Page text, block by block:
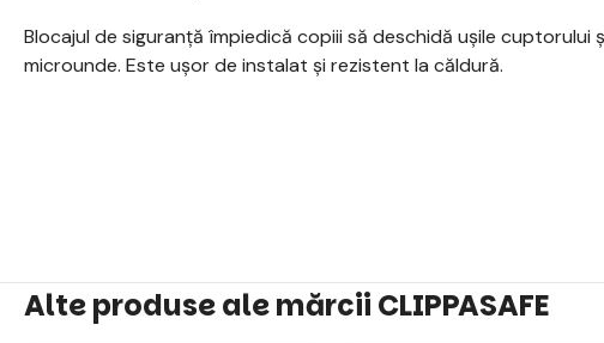
Blocajul de siguranță împiedică copiii să deschidă ușile cuptorului
microunde. Este ușor de instalat și rezistent la căldură.
Alte produse ale mărcii CLIPPASAFE